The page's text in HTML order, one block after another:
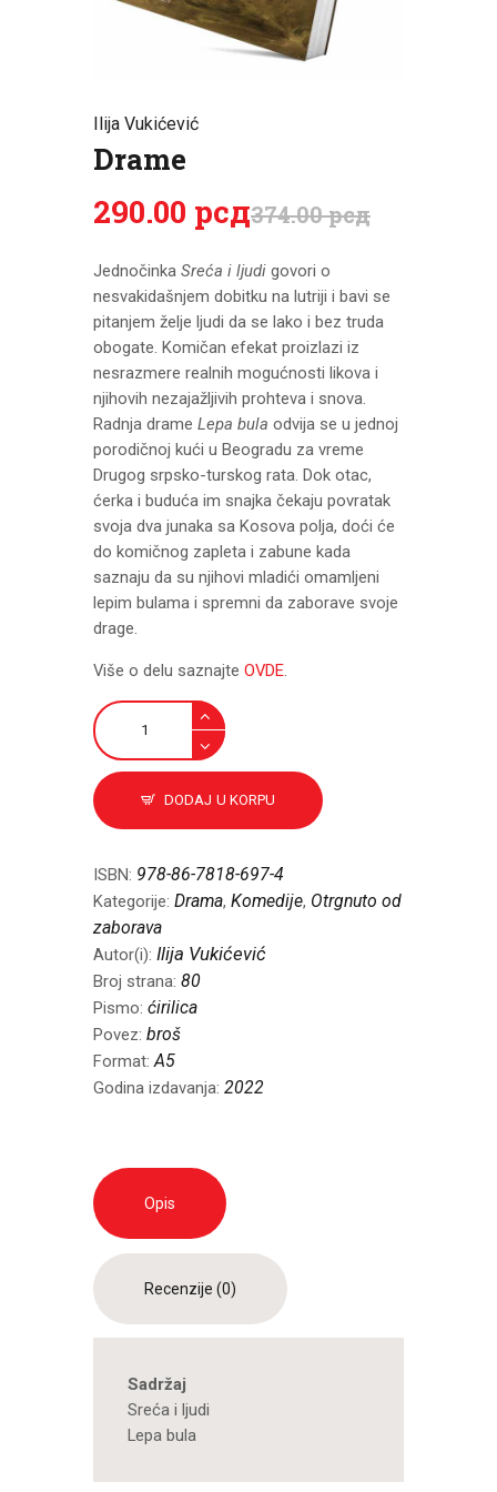
CENOVNIK
Ilija Vukićević
Drame
374.00рсд
290.00 рсд
Jednočinka Sreća i ljudi govori o
nesvakidašnjem dobitku na lutriji i bavi se
pitanjem želje ljudi da se lako i bez truda
obogate. Komičan efekat proizlazi iz
nesrazmere realnih mogućnosti likova i
njihovih nezajažljivih prohteva i snova.
Radnja drame Lepa bula odvija se u jednoj
porodičnoj kući u Beogradu za vreme
Drugog srpsko-turskog rata. Dok otac,
ćerka i buduća im snajka čekaju povratak
svoja dva junaka sa Kosova polja, doći će
do komičnog zapleta i zabune kada
saznaju da su njihovi mladići omamljeni
lepim bulama i spremni da zaborave svoje
drage.
Više o delu saznajte OVDE.
Drame
količina
DODAJ U KORPU
ISBN: 978-86-7818-697-4
Kategorije: Drama, Komedije, Otrgnuto od
zaborava
Autor(i): Ilija Vukićević
Broj strana: 80
Pismo: ćirilica
Povez: broš
Format:A5
Godina izdavanja: 2022
Opis
Recenzije (0)
Sadržaj
Sreća i ljudi
Lepa bula